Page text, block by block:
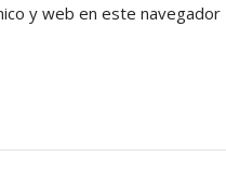
y web en este navegador